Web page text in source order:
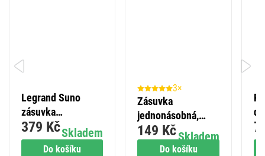
Do košíku
Legrand Suno
zásuvka
dvojnásobná,
stříbčernárná
Skladem
379 Kč
Do košíku
3×
Zásuvka
jednonásobná,
antracit Skladem
149 Kč